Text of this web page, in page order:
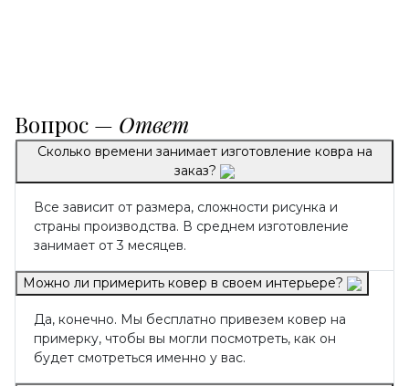
Вопрос — Ответ
Сколько времени занимает изготовление ковра на
заказ?
Все зависит от размера, сложности рисунка и
страны производства. В среднем изготовление
занимает от 3 месяцев.
Можно ли примерить ковер в своем интерьере?
Да, конечно. Мы бесплатно привезем ковер на
примерку, чтобы вы могли посмотреть, как он
будет смотреться именно у вас.